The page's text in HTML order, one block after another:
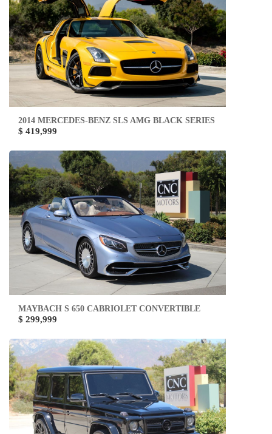
2014 MERCEDES-BENZ SLS AMG BLACK SERIES
$ 419,999
MAYBACH S 650 CABRIOLET CONVERTIBLE
$ 299,999